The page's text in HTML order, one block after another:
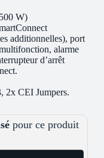
W)
additionnelles), port
alarme
d’arrêt
2x CEI Jumpers.
pour ce produit